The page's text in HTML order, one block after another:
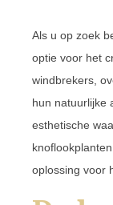
Als u op zoek
optie voor het
windbrekers,
hun natuurlijke
esthetische
oplossing voor